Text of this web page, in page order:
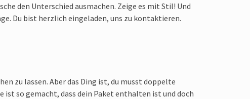
den Unterschied ausmachen. Zeige es mit Stil! Und
Du bist herzlich eingeladen, uns zu kontaktieren.
zu lassen. Aber das Ding ist, du musst doppelte
ist so gemacht, dass dein Paket enthalten ist und doch